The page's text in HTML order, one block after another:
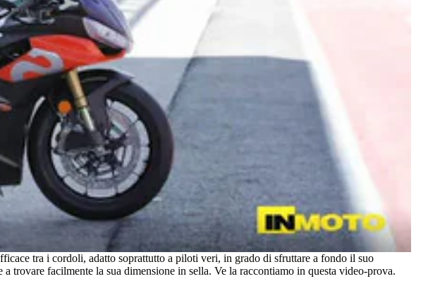
tra i cordoli, adatto soprattutto a piloti veri, in grado di sfruttare a fondo il suo
trovare facilmente la sua dimensione in sella. Ve la raccontiamo in questa video-prova.